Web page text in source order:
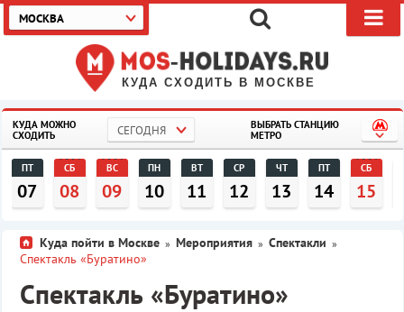
КУДА СХОДИТЬ В МОСКВЕ
МОСКВА
КУДА МОЖНО
СХОДИТЬ
СЕГОДНЯ
ВЫБРАТЬ СТАНЦИЮ
МЕТРО
ПТ
07
СБ
08
ВС
09
ПН
10
ВТ
11
СР
12
ЧТ
13
ПТ
14
СБ
15
Куда пойти в Москве » Мероприятия » Спектакли »
Спектакль «Буратино»
Спектакль «Буратино»